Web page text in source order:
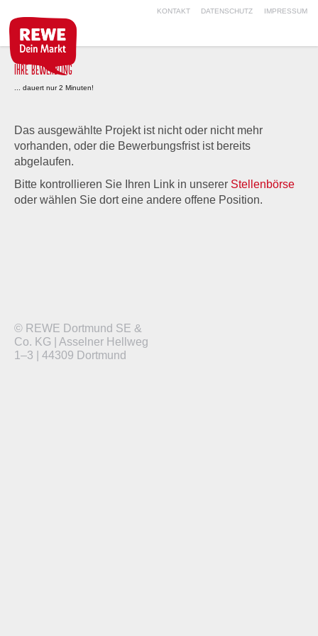
KONTAKT DATENSCHUTZ IMPRESSUM
IHRE BEWERBUNG
... dauert nur 2 Minuten!
Das ausgewählte Projekt ist nicht oder nicht mehr
vorhanden, oder die Bewerbungsfrist ist bereits
abgelaufen.
Bitte kontrollieren Sie Ihren Link in unserer Stellenbörse
oder wählen Sie dort eine andere offene Position.
© REWE Dortmund SE &
Co. KG | Asselner Hellweg
1–3 | 44309 Dortmund